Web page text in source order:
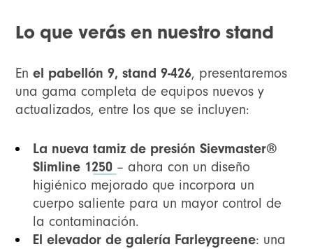
Lo que verás en nuestro stand
Enel pabellón 9, stand 9-426, presentaremos
una gama completa de equipos nuevos y
actualizados, entre los que se incluyen:
La nuevatamiz de presión Sievmaster®
Slimline 1250 – ahora con un diseño
higiénico mejorado que incorpora un
cuerpo saliente para un mayor control de
la contaminación.
El elevador de galería Farleygreene: una